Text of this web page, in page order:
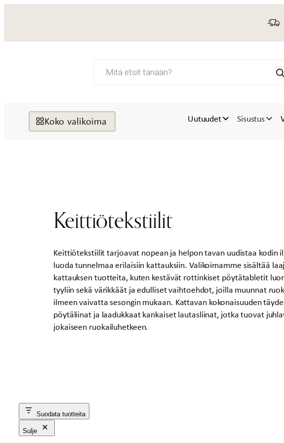
search
Koko valikoima Uutuudet Sisustus
Keittiötekstiilit
Keittiötekstiilit tarjoavat nopean ja helpon tavan uudistaa kodin
luoda tunnelmaa erilaisiin kattauksiin. Valikoimamme sisältää
kattauksen tuotteita, kuten kestävät rottinkiset pöytätabletit
tyyliin sekä värikkäät ja edulliset vaihtoehdot, joilla muunnat
ilmeen vaivatta sesongin mukaan. Kattavan kokonaisuuden
pöytäliinat ja laadukkaat kankaiset lautasliinat, jotka tuovat
jokaiseen ruokailuhetkeen.
Suodata tuotteita
Sulje